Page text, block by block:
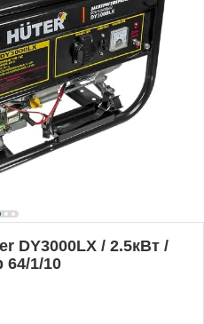
DY3000LX / 2.5кВт /
64/1/10